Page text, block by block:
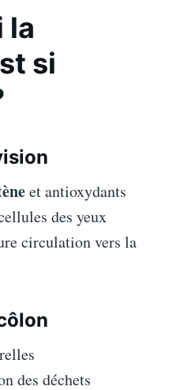
la
si
et antioxydants
des yeux
circulation vers la
des déchets